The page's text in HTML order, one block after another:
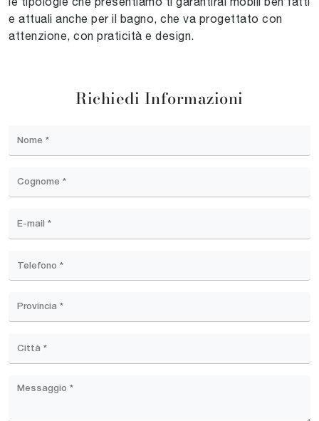
e attuali anche per il bagno, che va progettato con
attenzione, con praticità e design.
Richiedi Informazioni